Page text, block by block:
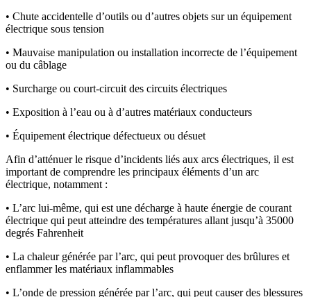
• Chute accidentelle d’outils ou d’autres objets sur un équipement
électrique sous tension
• Mauvaise manipulation ou installation incorrecte de l’équipement
ou du câblage
• Surcharge ou court-circuit des circuits électriques
• Exposition à l’eau ou à d’autres matériaux conducteurs
• Équipement électrique défectueux ou désuet
Afin d’atténuer le risque d’incidents liés aux arcs électriques, il est
important de comprendre les principaux éléments d’un arc
électrique, notamment :
• L’arc lui-même, qui est une décharge à haute énergie de courant
électrique qui peut atteindre des températures allant jusqu’à 35000
degrés Fahrenheit
• La chaleur générée par l’arc, qui peut provoquer des brûlures et
enflammer les matériaux inflammables
• L’onde de pression générée par l’arc, qui peut causer des blessures